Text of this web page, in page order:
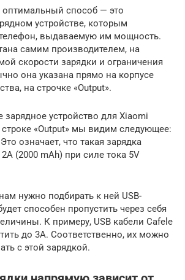
способ — это
устройстве, которым
выдаваемую им мощность.
самим производителем, на
скорости зарядки и ограничения
она указана прямо на корпусе
на строчке «Output».
зарядное устройство для Xiaomi
строке «Output» мы видим следующее:
означает, что такая зарядка
(2000 mAh) при силе тока 5V
нужно подбирать к ней USB-
способен пропустить через себя
К примеру, USB кабели Cafele
до 3A. Соответственно, их можно
с этой зарядкой.